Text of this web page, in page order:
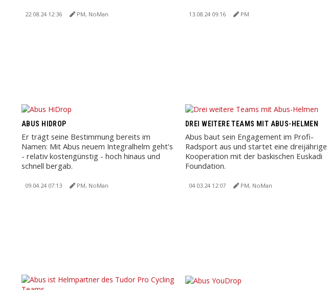
22.08.24 12:36 PM, NoMan 13.08.24 09:16 PM
ABUS HIDROP
Er trägt seine Bestimmung bereits im
Namen: Mit Abus neuem Integralhelm geht's
- relativ kostengünstig - hoch hinaus und
schnell bergab.
09.04.24 07:13 PM, NoMan
DREI WEITERE TEAMS MIT ABUS-HELMEN
Abus baut sein Engagement im Profi-
Radsport aus und startet eine dreijährige
Kooperation mit der baskischen Euskadi
Foundation.
04.03.24 12:07 PM, NoMan